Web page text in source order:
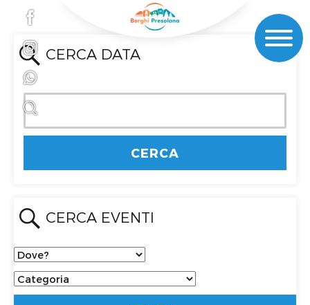
CERCA DATA
CERCA EVENTI
Dove?
Categoria